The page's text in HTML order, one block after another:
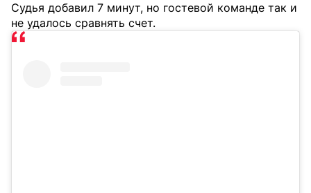
Судья добавил 7 минут, но гостевой команде так и
не удалось сравнять счет.